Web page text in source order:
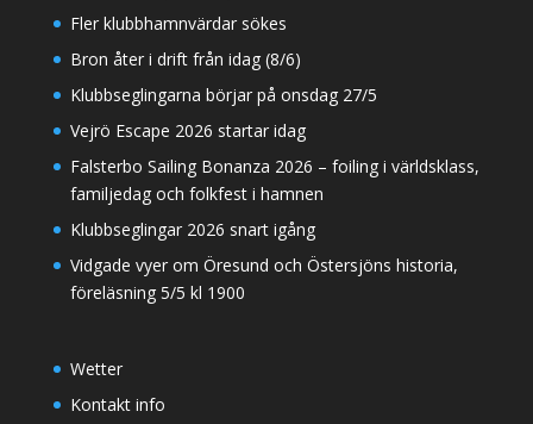
Fler klubbhamnvärdar sökes
Bron åter i drift från idag (8/6)
Klubbseglingarna börjar på onsdag 27/5
Vejrö Escape 2026 startar idag
Falsterbo Sailing Bonanza 2026 – foiling i världsklass,
familjedag och folkfest i hamnen
Klubbseglingar 2026 snart igång
Vidgade vyer om Öresund och Östersjöns historia,
föreläsning 5/5 kl 1900
Wetter
Kontakt info